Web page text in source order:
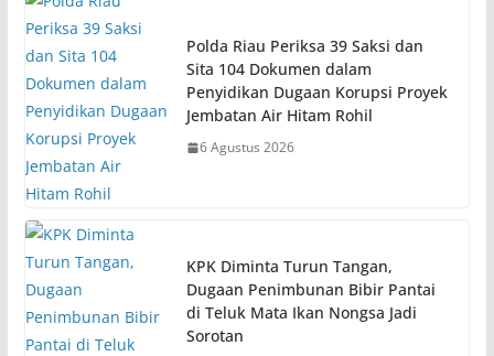
Polda Riau Periksa 39 Saksi dan
Sita 104 Dokumen dalam
Penyidikan Dugaan Korupsi Proyek
Jembatan Air Hitam Rohil
6 Agustus 2026
KPK Diminta Turun Tangan,
Dugaan Penimbunan Bibir Pantai
di Teluk Mata Ikan Nongsa Jadi
Sorotan